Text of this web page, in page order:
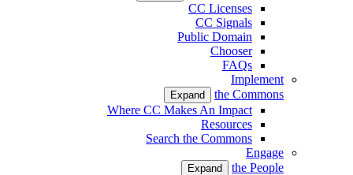
CC Licenses
CC Signals
Public Domain
Chooser
FAQs
Implement
the Commons
Expand
Where CC Makes An Impact
Resources
Search the Commons
Engage
the People
Expand